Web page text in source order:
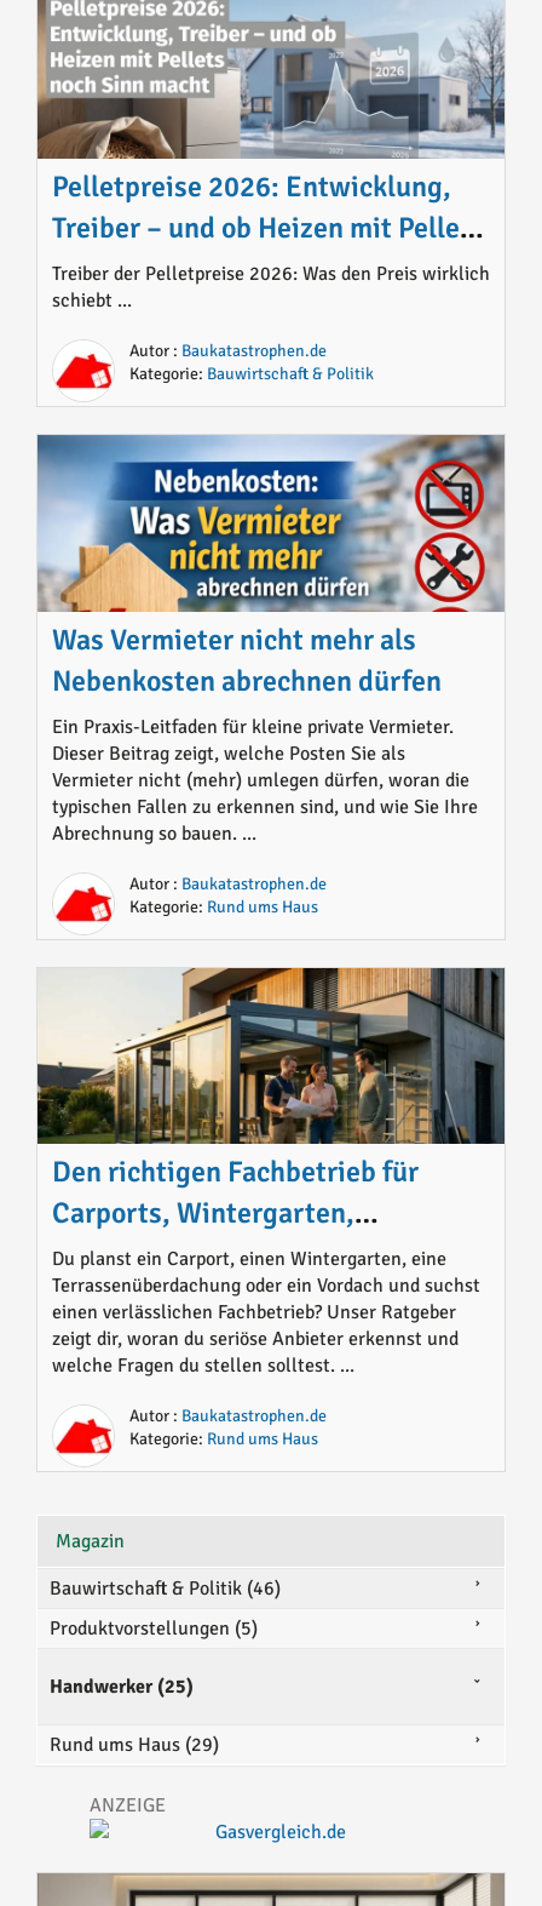
Pelletpreise 2026: Entwicklung,
Treiber – und ob Heizen mit Pellets
noch Sinn macht
Treiber der Pelletpreise 2026: Was den Preis wirklich
schiebt ...
Autor : Baukatastrophen.de
Kategorie: Bauwirtschaft & Politik
Was Vermieter nicht mehr als
Nebenkosten abrechnen dürfen
Ein Praxis-Leitfaden für kleine private Vermieter.
Dieser Beitrag zeigt, welche Posten Sie als
Vermieter nicht (mehr) umlegen dürfen, woran die
typischen Fallen zu erkennen sind, und wie Sie Ihre
Abrechnung so bauen. ...
Autor : Baukatastrophen.de
Kategorie: Rund ums Haus
Den richtigen Fachbetrieb für
Carports, Wintergarten,
Terrassenüberdachungen und
Vordach finden
Du planst ein Carport, einen Wintergarten, eine
Terrassenüberdachung oder ein Vordach und suchst
einen verlässlichen Fachbetrieb? Unser Ratgeber
zeigt dir, woran du seriöse Anbieter erkennst und
welche Fragen du stellen solltest. ...
Autor : Baukatastrophen.de
Kategorie: Rund ums Haus
Magazin
Bauwirtschaft & Politik (46)
Produktvorstellungen (5)
Handwerker (25)
Rund ums Haus (29)